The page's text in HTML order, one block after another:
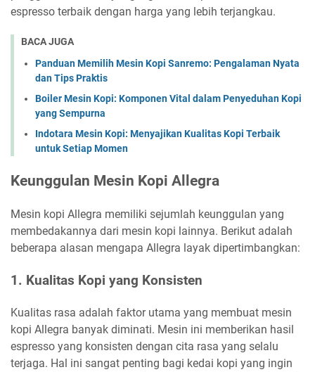
espresso terbaik dengan harga yang lebih terjangkau.
BACA JUGA
Panduan Memilih Mesin Kopi Sanremo: Pengalaman Nyata
dan Tips Praktis
Boiler Mesin Kopi: Komponen Vital dalam Penyeduhan Kopi
yang Sempurna
Indotara Mesin Kopi: Menyajikan Kualitas Kopi Terbaik
untuk Setiap Momen
Keunggulan Mesin Kopi Allegra
Mesin kopi Allegra memiliki sejumlah keunggulan yang
membedakannya dari mesin kopi lainnya. Berikut adalah
beberapa alasan mengapa Allegra layak dipertimbangkan:
1. Kualitas Kopi yang Konsisten
Kualitas rasa adalah faktor utama yang membuat mesin
kopi Allegra banyak diminati. Mesin ini memberikan hasil
espresso yang konsisten dengan cita rasa yang selalu
terjaga. Hal ini sangat penting bagi kedai kopi yang ingin